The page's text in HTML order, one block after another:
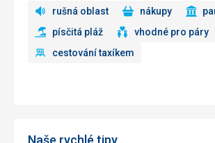
rušná oblast nákupy
písčitá pláž
vhodné pro páry
cestování taxíkem
Naše rychlé tipy